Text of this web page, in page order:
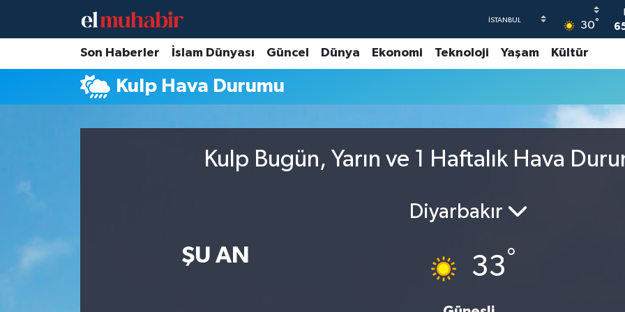
30°
Son Haberler İslam Dünyası Güncel Dünya Ekonomi Teknoloji Yaşam Kültür
Kulp Hava Durumu
Kulp Bugün, Yarın ve 1 Haftalık Hava
ŞU AN
Diyarbakır
33°
Hava Durumu
Trafik Durumu